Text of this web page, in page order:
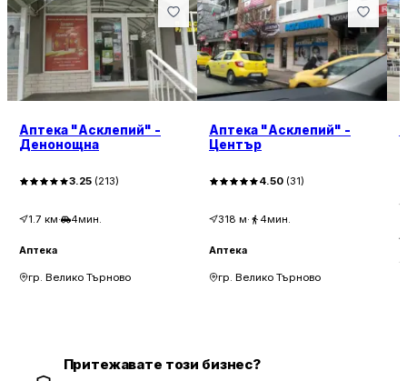
Аптека "Асклепий" -
Денонощна
3.25 (213)
1.7 км· 4мин.
Аптека
гр. Велико Търново
Аптека "Асклепий" -
Център
4.50 (31)
318 м· 4мин.
Аптека
гр. Велико Търново
Притежавате този бизнес?